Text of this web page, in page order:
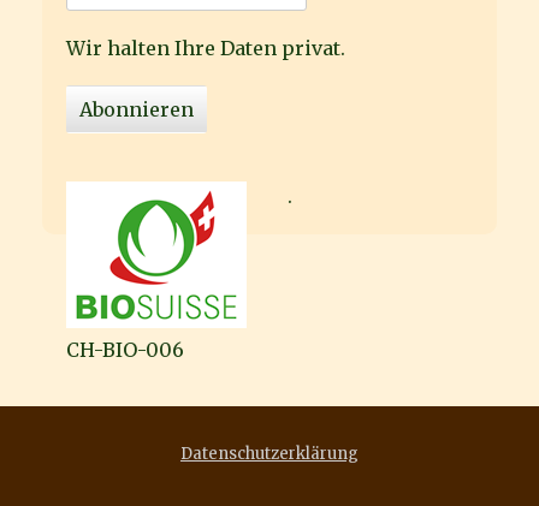
Wir halten Ihre Daten privat.
CH-BIO-006
.
Datenschutzerklärung